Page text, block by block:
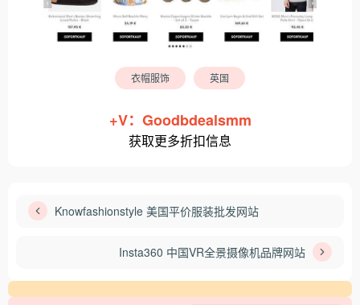
衣帽服饰 英国
+V：Goodbdealsmm
获取更多折扣信息
Knowfashionstyle 美国平价服装批发网站
Insta360 中国VR全景摄像机品牌网站